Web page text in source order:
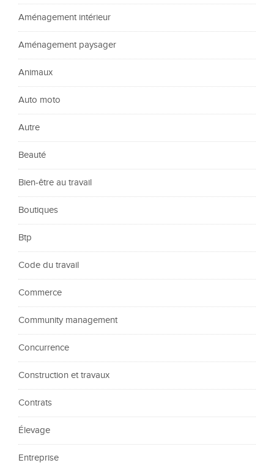
Aménagement intérieur
Aménagement paysager
Animaux
Auto moto
Autre
Beauté
Bien-être au travail
Boutiques
Btp
Code du travail
Commerce
Community management
Concurrence
Construction et travaux
Contrats
Élevage
Entreprise